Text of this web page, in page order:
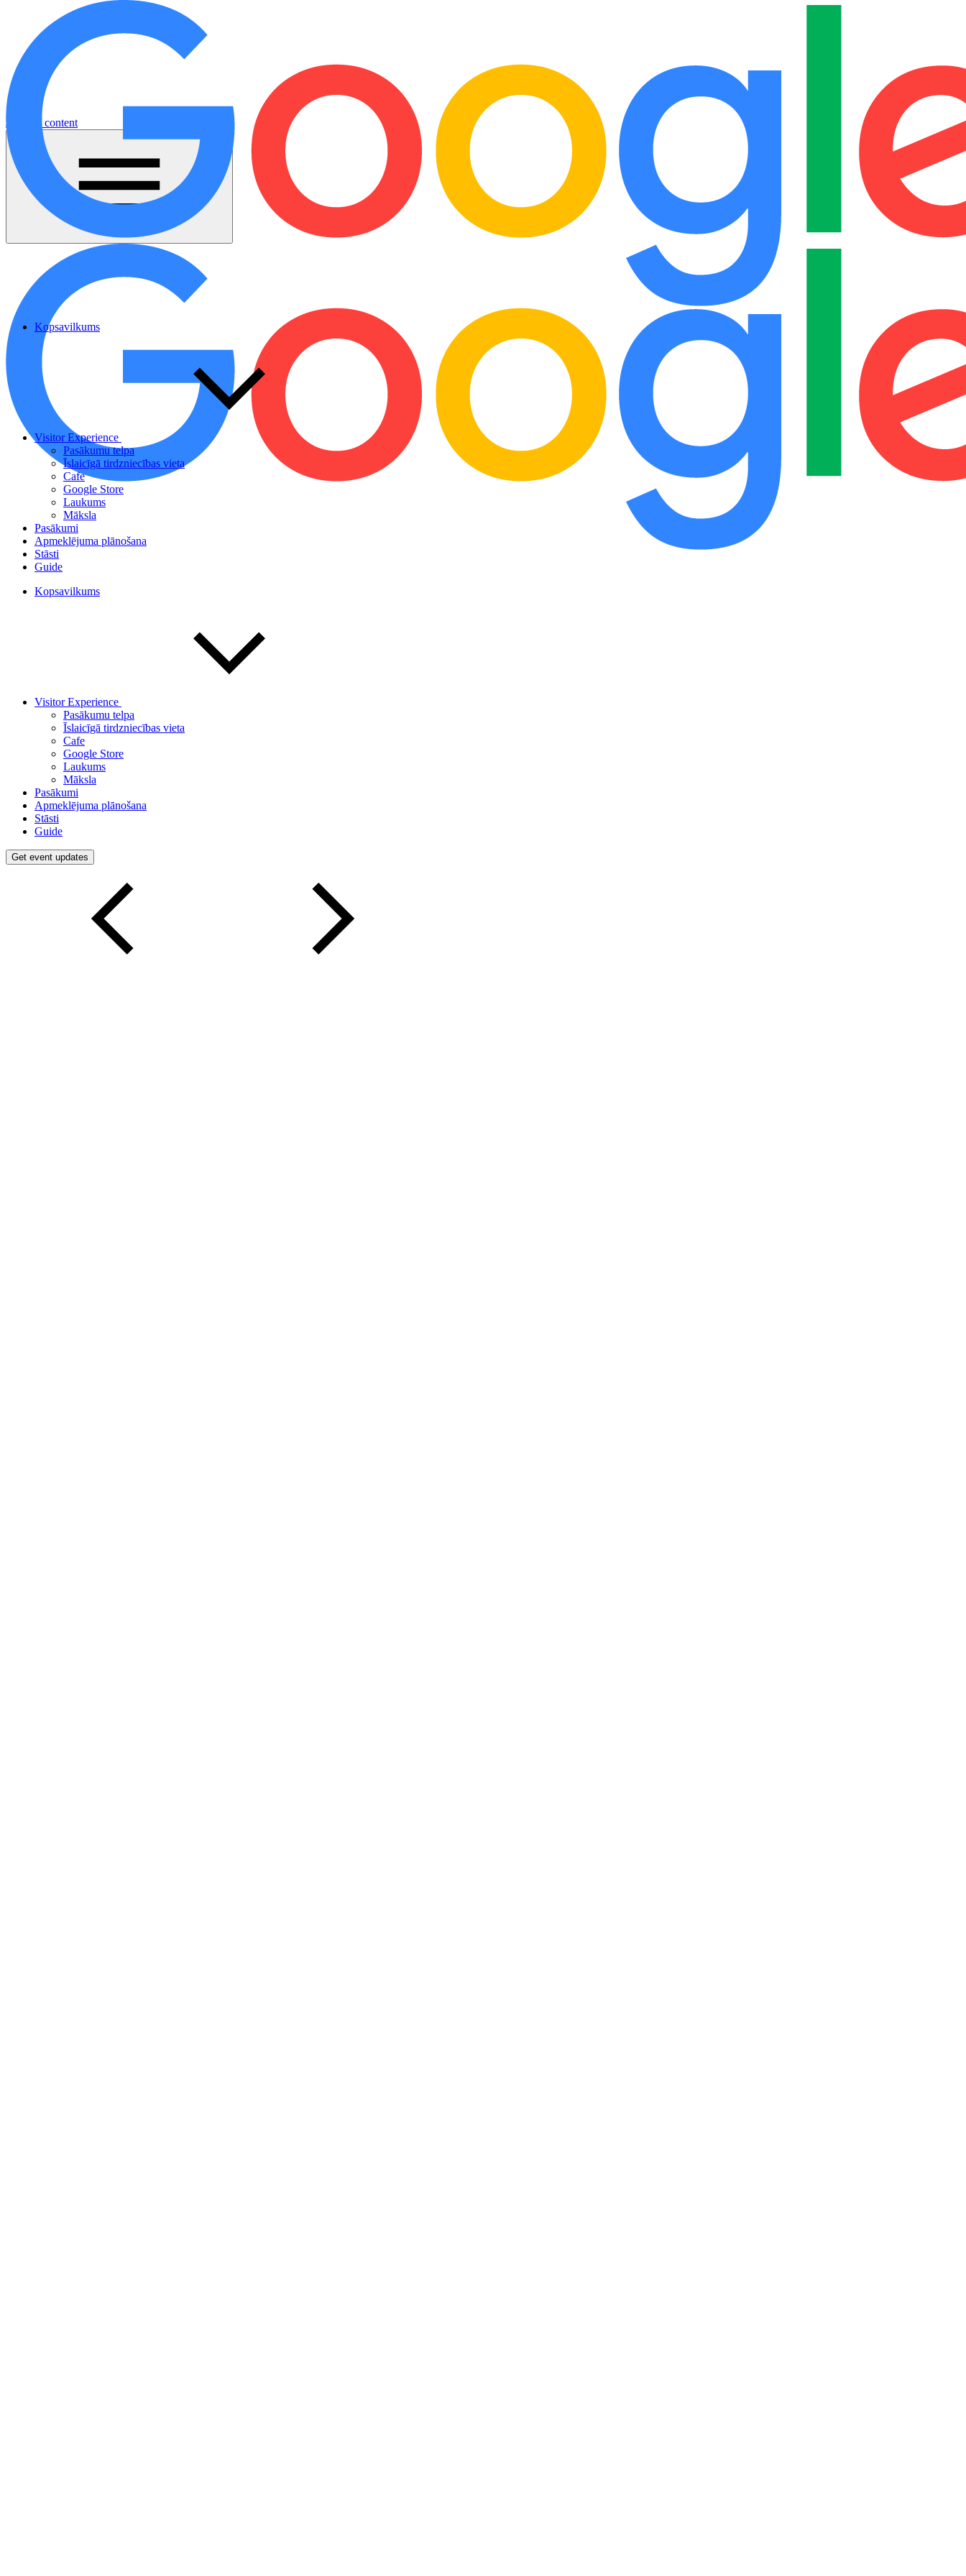
Jump to content
Kopsavilkums
Visitor Experience
Pasākumu telpa
Īslaicīgā tirdzniecības vieta
Cafe
Google Store
Laukums
Māksla
Pasākumi
Apmeklējuma plānošana
Stāsti
Guide
Kopsavilkums
Visitor Experience
Pasākumu telpa
Īslaicīgā tirdzniecības vieta
Cafe
Google Store
Laukums
Māksla
Pasākumi
Apmeklējuma plānošana
Stāsti
Guide
Get event updates